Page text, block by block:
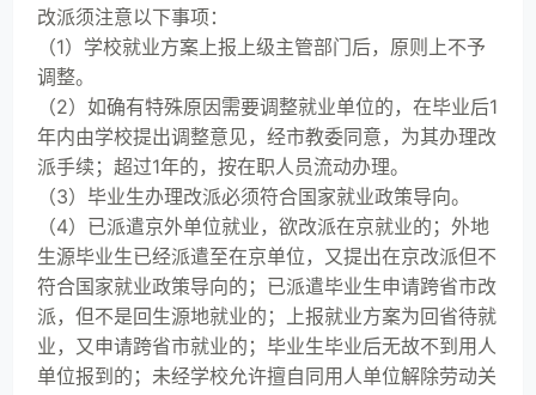
改派须注意以下事项：
（1）学校就业方案上报上级主管部门后，原则上不予
调整。
（2）如确有特殊原因需要调整就业单位的，在毕业后1
年内由学校提出调整意见，经市教委同意，为其办理改
派手续；超过1年的，按在职人员流动办理。
（3）毕业生办理改派必须符合国家就业政策导向。
（4）已派遣京外单位就业，欲改派在京就业的；外地
生源毕业生已经派遣至在京单位，又提出在京改派但不
符合国家就业政策导向的；已派遣毕业生申请跨省市改
派，但不是回生源地就业的；上报就业方案为回省待就
业，又申请跨省市就业的；毕业生毕业后无故不到用人
单位报到的；未经学校允许擅自同用人单位解除劳动关